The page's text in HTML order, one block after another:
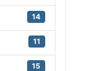
14
11
15